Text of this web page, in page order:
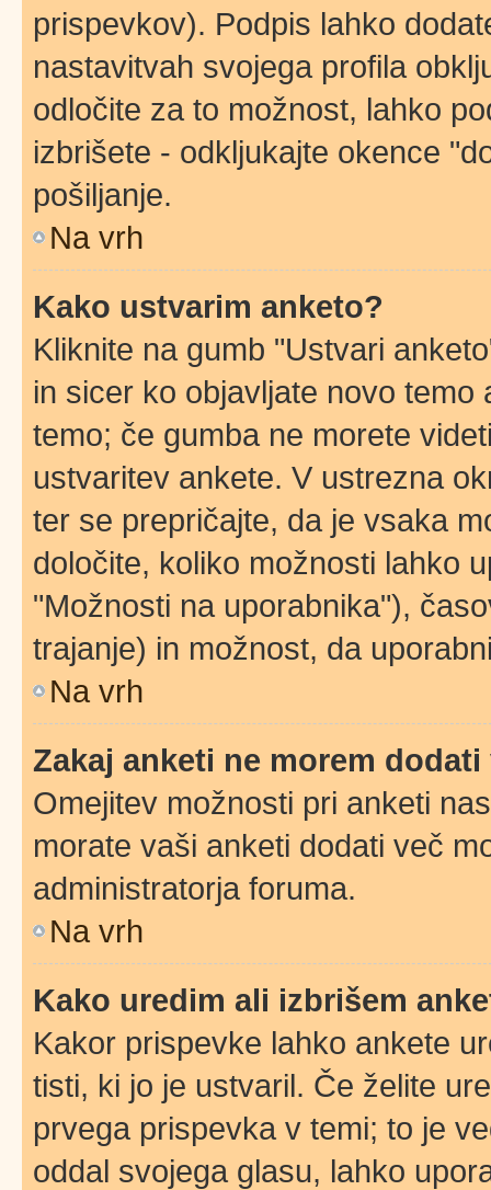
prispevkov). Podpis lahko
nastavitvah svojega profila
odločite za to možnost, lahko
izbrišete - odkljukajte okence
pošiljanje.
Na vrh
Kako ustvarim anketo?
Kliknite na gumb "Ustvari
in sicer ko objavljate novo
temo; če gumba ne morete
ustvaritev ankete. V ustrezna
ter se prepričajte, da je vsaka
določite, koliko možnosti lahko
"Možnosti na uporabnika"),
trajanje) in možnost, da
Na vrh
Zakaj anketi ne morem
Omejitev možnosti pri anketi
morate vaši anketi dodati več
administratorja foruma.
Na vrh
Kako uredim ali izbrišem
Kakor prispevke lahko ankete
tisti, ki jo je ustvaril. Če želite
prvega prispevka v temi; to je
oddal svojega glasu, lahko